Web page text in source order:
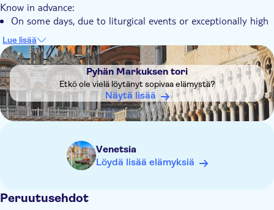
Know in advance:
On some days, due to liturgical events or exceptionally high
tides, access may not be possible. In this case, you will be
contacted to arrange another visit on a different date, or you
will be reimbursed
Please be aware that on certain dates, registration and
payment of an access contribution will be necessary to visit
the city of Venice. We encourage you to check all the
information and procedures for registration or payment on
Lue lisää
DSA1Pyhän Markuksen tori
Pyhän Markuksen tori
Etkö ole vielä löytänyt sopivaa elämystä?
Näytä lisää
Venetsia
Löydä lisää elämyksiä
Peruutusehdot